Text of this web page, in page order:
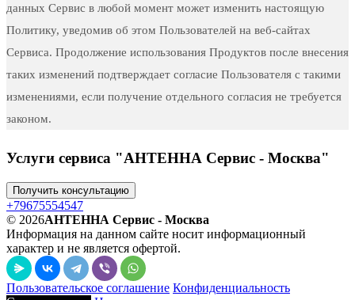
данных Сервис в любой момент может изменить настоящую
Политику, уведомив об этом Пользователей на веб-сайтах
Сервиса. Продолжение использования Продуктов после внесения
таких изменений подтверждает согласие Пользователя с такими
изменениями, если получение отдельного согласия не требуется
законом.
Услуги сервиса "АНТЕННА Сервис - Москва"
Получить консультацию
+79675554547
© 2026АНТЕННА Сервис - Москва
Информация на данном сайте носит информационный
характер и не является офертой.
Пользовательское соглашение Конфиденциальность